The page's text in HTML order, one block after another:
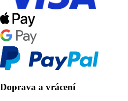
Doprava a vrácení